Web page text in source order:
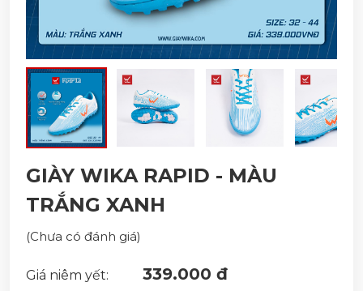
GIÀY WIKA RAPID - MÀU
TRẮNG XANH
(Chưa có đánh giá)
Giá niêm yết: 339.000 đ